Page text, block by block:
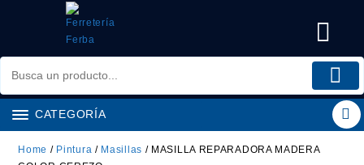
CATEGORÍA
Home / Pintura / Masillas / MASILLA REPARADORA MADERA